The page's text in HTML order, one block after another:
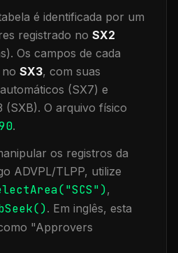
é identificada por um
registrado no SX2
Os campos de cada
SX3, com suas
(SX7) e
(SXB). O arquivo físico
.
os registros da
ADVPL/TLPP, utilize
SCS"),
. Em inglês, esta
"Approvers